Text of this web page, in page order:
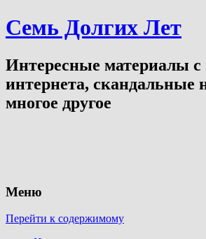
Семь Долгих Лет
Интересные материалы с
интернета, скандальные
многое другое
Меню
Перейти к содержимому